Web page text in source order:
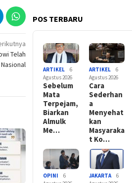
Telah
POS TERBARU
ARTIKEL
6
Agustus 2026
Sebelum
Mata
Terpejam,
Biarkan
Almulk
Me…
ARTIKEL
6
Agustus 2026
Cara
Sederhan
a
Menyehat
kan
Masyaraka
t Ko…
OPINI
6
JAKARTA
6